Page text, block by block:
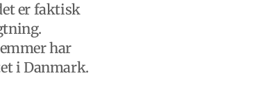
er faktisk
har
i Danmark.